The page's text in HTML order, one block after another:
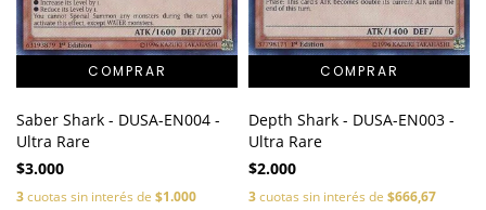
Saber Shark - DUSA-EN004 -
Ultra Rare
$3.000
3cuotas sin interés de $1.000
Depth Shark - DUSA-EN003 -
Ultra Rare
$2.000
3cuotas sin interés de $666,67